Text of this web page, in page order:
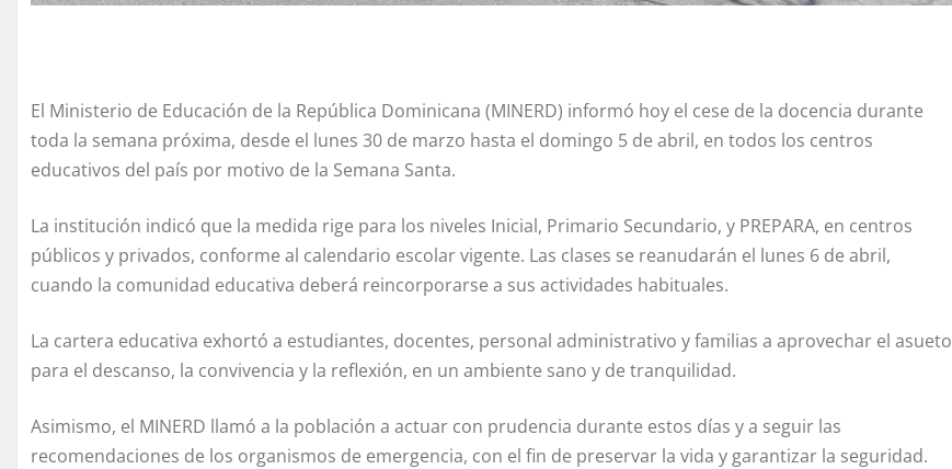
El Ministerio de Educación de la República Dominicana (MINERD) informó hoy el cese de la docencia durante
toda la semana próxima, desde el lunes 30 de marzo hasta el domingo 5 de abril, en todos los centros
educativos del país por motivo de la Semana Santa.
La institución indicó que la medida rige para los niveles Inicial, Primario Secundario, y PREPARA, en centros
públicos y privados, conforme al calendario escolar vigente. Las clases se reanudarán el lunes 6 de abril,
cuando la comunidad educativa deberá reincorporarse a sus actividades habituales.
La cartera educativa exhortó a estudiantes, docentes, personal administrativo y familias a aprovechar el asueto
para el descanso, la convivencia y la reflexión, en un ambiente sano y de tranquilidad.
Asimismo, el MINERD llamó a la población a actuar con prudencia durante estos días y a seguir las
recomendaciones de los organismos de emergencia, con el fin de preservar la vida y garantizar la seguridad.